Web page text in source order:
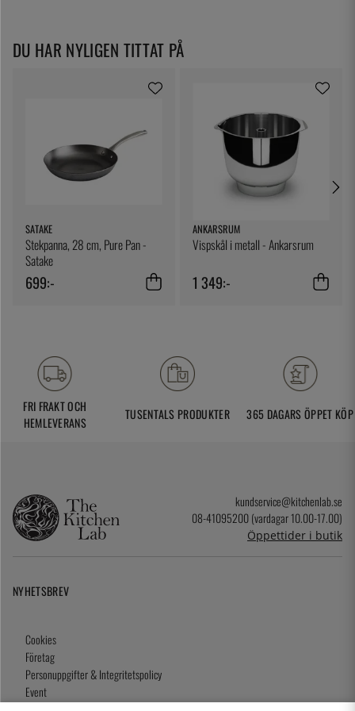
DU HAR NYLIGEN TITTAT PÅ
SATAKE
Stekpanna, 28 cm, Pure Pan -
Satake
699:-
ANKARSRUM
Vispskål i metall - Ankarsrum
1 349:-
FRI FRAKT OCH
HEMLEVERANS
TUSENTALS PRODUKTER 365 DAGARS ÖPPET KÖP
kundservice@kitchenlab.se
08-41095200 (vardagar 10.00-17.00)
Öppettider i butik
NYHETSBREV
Cookies
Företag
Personuppgifter & Integritetspolicy
Event